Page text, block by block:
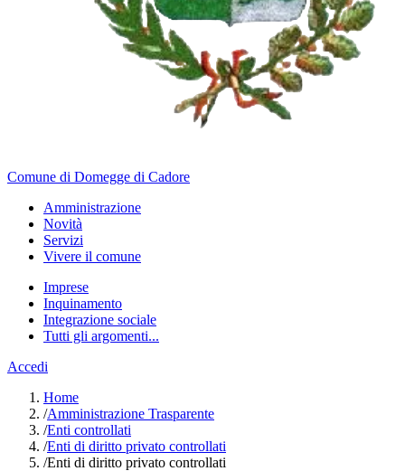
Comune di Domegge di Cadore
Amministrazione
Novità
Servizi
Vivere il comune
Imprese
Inquinamento
Integrazione sociale
Tutti gli argomenti...
Accedi
Home
/Amministrazione Trasparente
/Enti controllati
/Enti di diritto privato controllati
/Enti di diritto privato controllati